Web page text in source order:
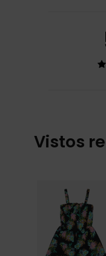
Vistos